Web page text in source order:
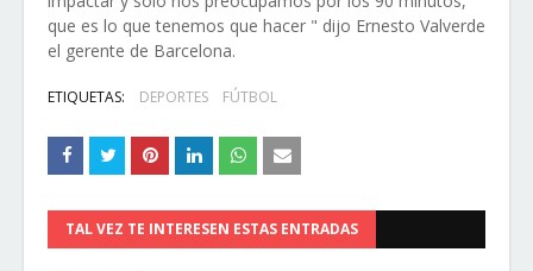
que es lo que tenemos que hacer " dijo Ernesto Valverde
el gerente de Barcelona.
ETIQUETAS: DEPORTES FÚTBOL
TAL VEZ TE INTERESEN ESTAS ENTRADAS